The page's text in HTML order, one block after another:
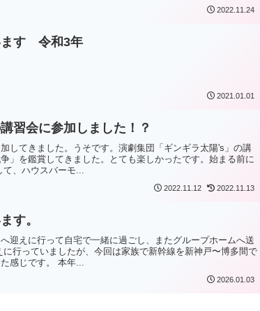
2022.11.24
ます 令和3年
2021.01.01
習会に参加しました！？
してきました。うそです。演劇集団「ギンギラ太陽's」の講
」を鑑賞してきました。とても楽しかったです。始まる前に
て、ハウスバーモ...
2022.11.12 2022.11.13
す。
迎えに行って自宅で一緒に過ごし、またグループホームへ送
行っていましたが、今回は家族で新幹線を新神戸〜博多間で
感じです。 本年...
2026.01.03